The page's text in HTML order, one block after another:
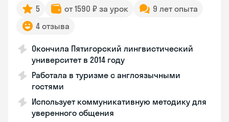
5 от 1590 ₽ за урок
9 лет опыта
4 отзыва
Окончила Пятигорский лингвистический
университет в 2014 году
Работала в туризме с англоязычными
гостями
Использует коммуникативную методику для
уверенного общения